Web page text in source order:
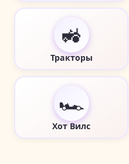
🚜
Тракторы
🏎️
Хот Вилс